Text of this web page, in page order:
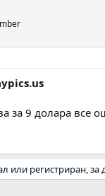
за 9 долара все
или регистриран, за